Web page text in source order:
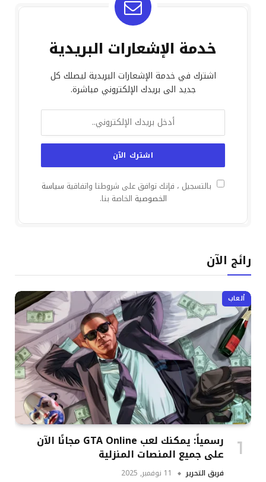
خدمة الإشعارات البريدية
اشترك في خدمة الإشعارات البريدية ليصلك كل
جديد الى بريدك الإلكتروني مباشرة.
بالتسجيل ، فإنك توافق على شروطنا واتفاقية سياسة
الخصوصية الخاصة بنا.
رائج الآن
ألعاب
رسمياً: يمكنك لعب GTA Online مجانًا الآن
على جميع المنصات المنزلية
فريق التحرير 11 نوفمبر, 2025